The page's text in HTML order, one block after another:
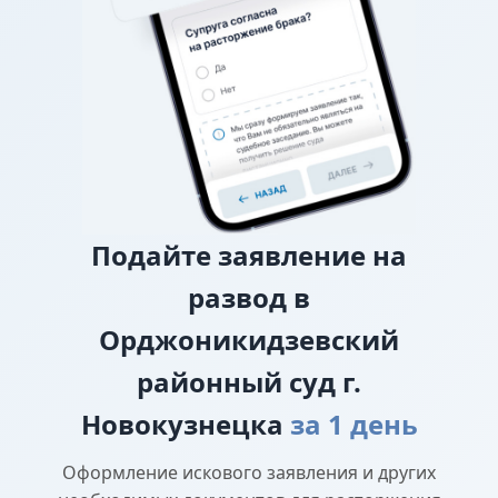
исковом заявлении о разводе.
О лишении или ограничении родительских
Подайте заявление на
развод в
Орджоникидзевский
районный суд г.
Новокузнецка за 1 день
Оформление искового заявления и других